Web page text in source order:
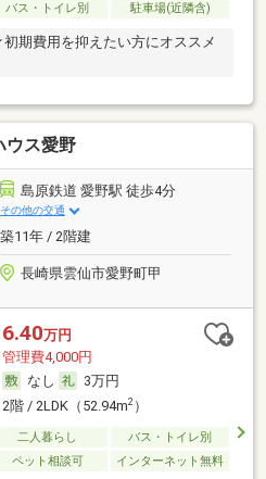
バス・トイレ別 駐車場(近隣含)
期費用を抑えたい方にオススメ
ウス愛野
島原鉄道 愛野駅 徒歩4分
その他の交通
築11年 / 2階建
長崎県雲仙市愛野町甲
6.40万円
管理費4,000円
なし
3万円
2階 / 2LDK（52.94m2）
二人暮らし
バス・トイレ別
ペット相談可 インターネット無料